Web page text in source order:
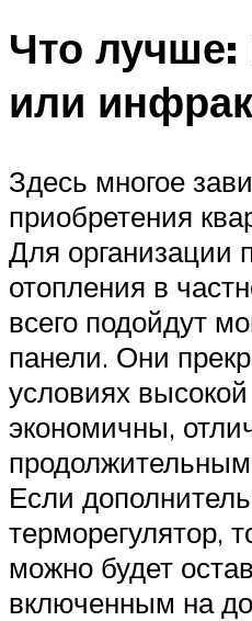
Что лучше:
или
Здесь многое
приобретения
Для организации
отопления в
всего подойдут
панели. Они
условиях
экономичны,
Если
терморегулятор,
можно будет
включенным на